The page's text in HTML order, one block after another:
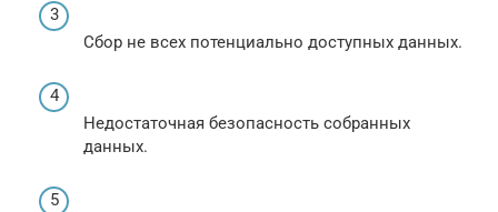
Сбор не всех потенциально доступных данных.
Недостаточная безопасность собранных
данных.